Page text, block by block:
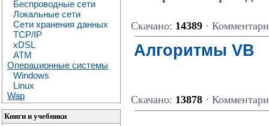
Беспроводные сети
Локальные сети
Сети хранения данных
TCP/IP
xDSL
ATM
Операционные системы
Windows
Linux
Wap
Книги и учебники
Скачано: 14389 ·
Алгоритмы VB
Скачано: 13878 ·